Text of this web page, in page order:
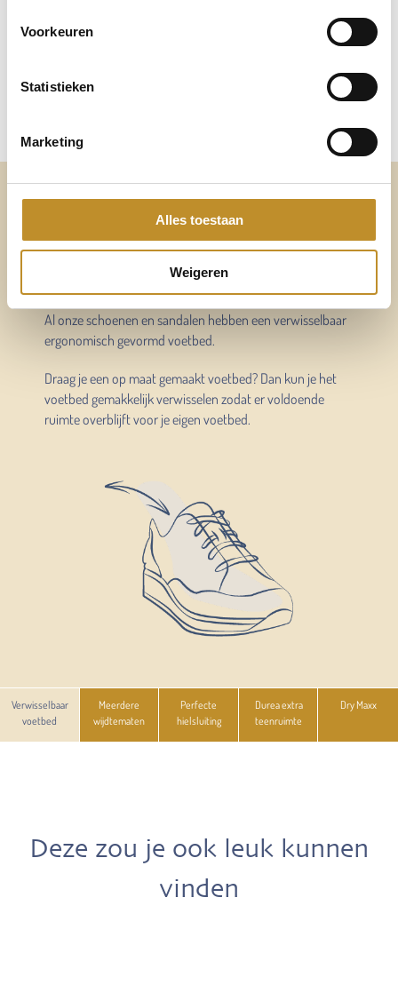
Voorkeuren
Statistieken
Marketing
Alles toestaan
Weigeren
Altijd voldoende ruimte
voor mijn eigen voetbed
Verwisselbaar voetbed
Al onze schoenen en sandalen hebben een verwisselbaar
ergonomisch gevormd voetbed.
Draag je een op maat gemaakt voetbed? Dan kun je het
voetbed gemakkelijk verwisselen zodat er voldoende
ruimte overblijft voor je eigen voetbed.
Verwisselbaar
voetbed
Meerdere
wijdtematen
Perfecte
hielsluiting
Durea extra
teenruimte
Dry Maxx
Deze zou je ook leuk kunnen
vinden